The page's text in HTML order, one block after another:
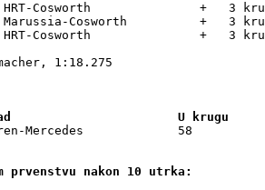
HRT-Cosworth               +   3
Cosworth          +   3
HRT-Cosworth               +   3
1:18.275
U krugu
Mercedes             58
prvenstvu nakon 10